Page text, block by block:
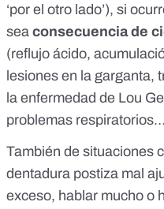
‘por el otro lado’), si
sea consecuencia de
(reflujo ácido,
lesiones en la garganta,
la enfermedad de Lou
problemas
También de situaciones
dentadura postiza mal
exceso, hablar mucho o